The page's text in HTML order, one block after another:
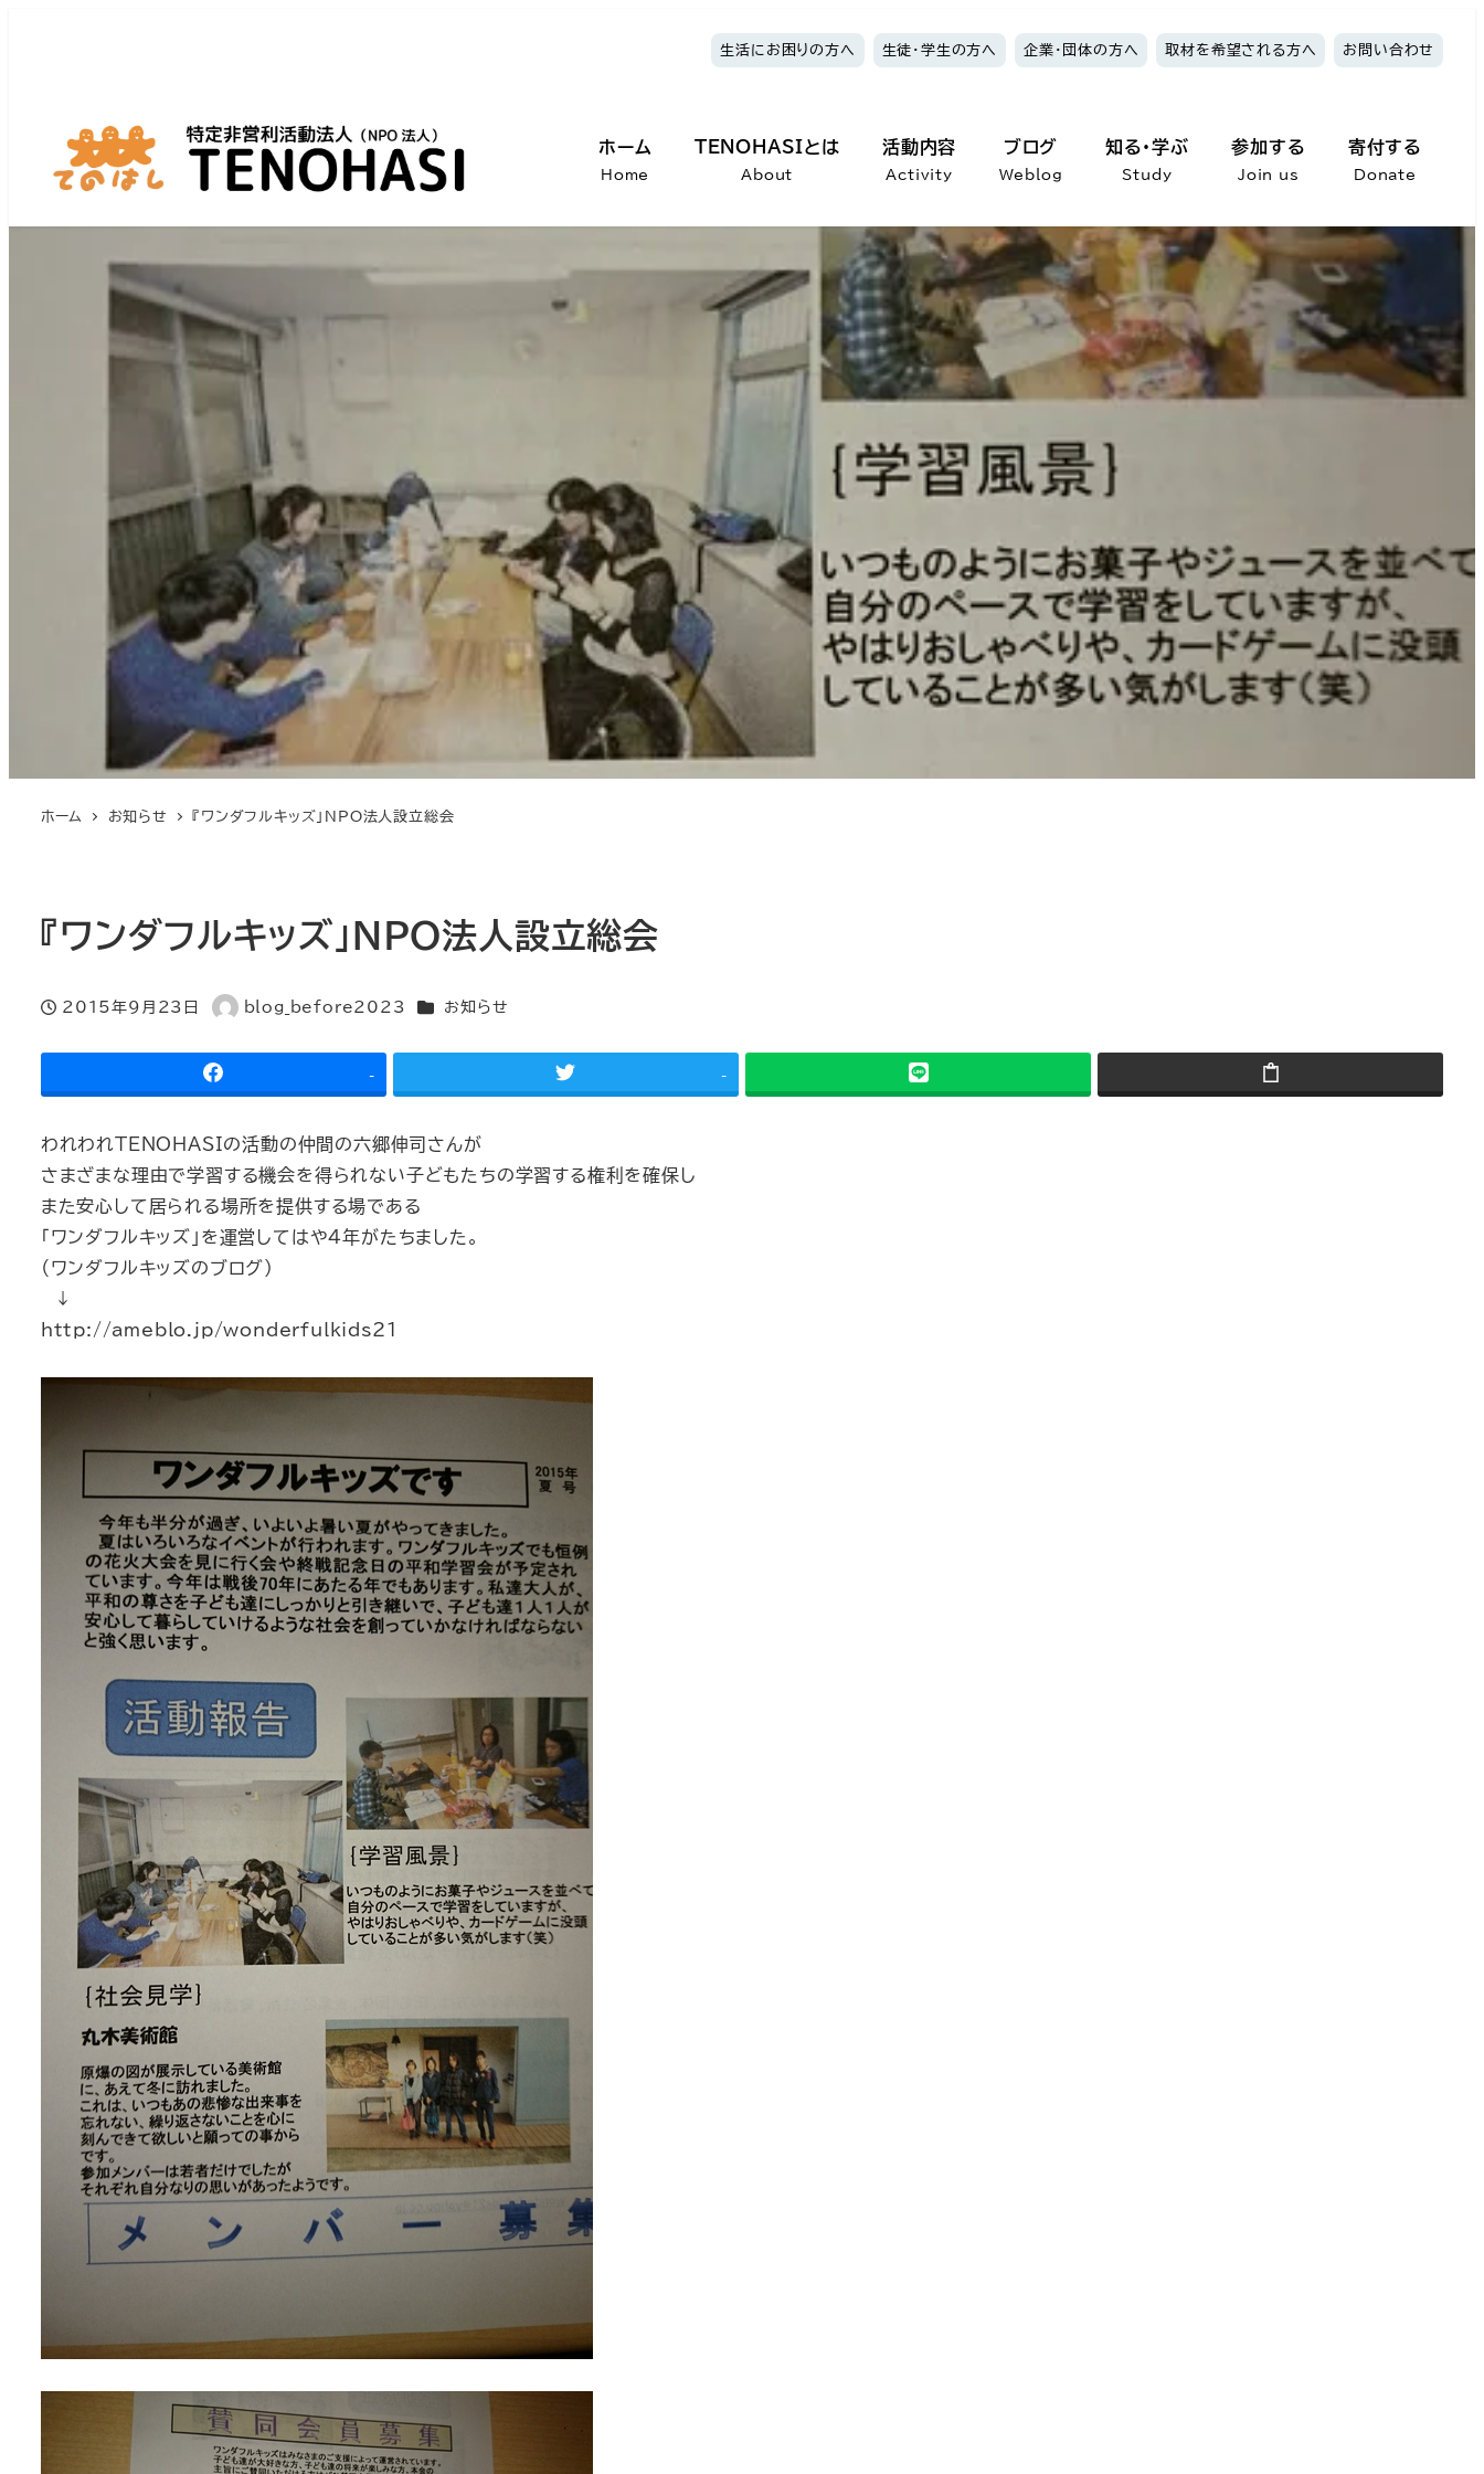
生活にお困りの方へ 生徒・学生の方へ 企業・団体の方へ 取材を希望される方へ お問い合わせ
ホーム
Home
TENOHASIとは
About
活動内容
Activity
ブログ
Weblog
知る・学ぶ
Study
参加する
Join us
寄付する
Donate
ホーム お知らせ 『ワンダフルキッズ」NPO法人設立総会
『ワンダフルキッズ」NPO法人設立総会
投稿日
2015年9月23日
著
blog_before2023 カテゴリー
お知らせ
- -
われわれTENOHASIの活動の仲間の六郷伸司さんが
さまざまな理由で学習する機会を得られない子どもたちの学習する権利を確保し
また安心して居られる場所を提供する場である
「ワンダフルキッズ」を運営してはや4年がたちました。
（ワンダフルキッズのブログ）
↓
http://ameblo.jp/wonderfulkids21